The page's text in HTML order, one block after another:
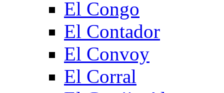
El Congo
El Contador
El Convoy
El Corral